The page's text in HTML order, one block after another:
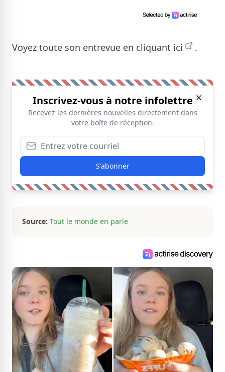
Voyez toute son entrevue en cliquant ici .
Inscrivez-vous à notre infolettre
Recevez les dernières nouvelles directement dans
votre boîte de réception.
S'abonner
Source: Tout le monde en parle